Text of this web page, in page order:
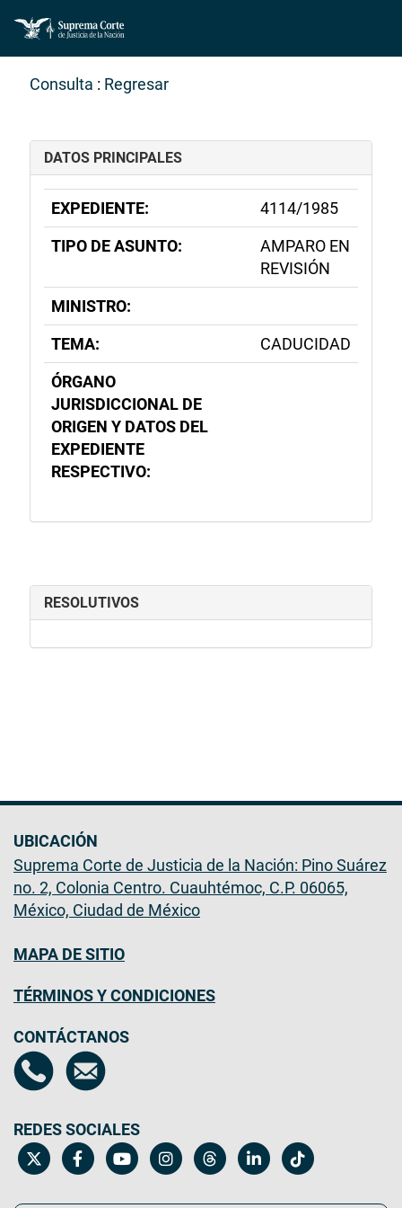
Consulta : Regresar
DATOS PRINCIPALES
EXPEDIENTE:
4114/1985
TIPO DE ASUNTO:
AMPARO EN
REVISIÓN
MINISTRO:
TEMA:
CADUCIDAD
ÓRGANO
JURISDICCIONAL DE
ORIGEN Y DATOS DEL
EXPEDIENTE
RESPECTIVO:
RESOLUTIVOS
UBICACIÓN
Suprema Corte de Justicia de la Nación: Pino Suárez
no. 2, Colonia Centro. Cuauhtémoc, C.P. 06065,
México, Ciudad de México
MAPA DE SITIO
TÉRMINOS Y CONDICIONES
CONTÁCTANOS
REDES SOCIALES